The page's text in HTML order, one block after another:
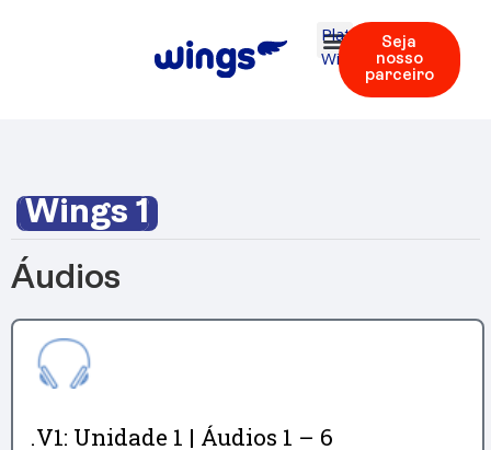
Plataforma
Wings
Seja
nosso
parceiro
Wings 1
Áudios
.V1: Unidade 1 | Áudios 1 – 6